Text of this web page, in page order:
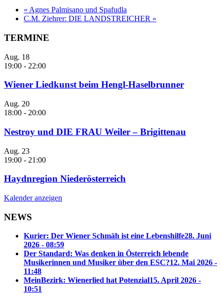
« Agnes Palmisano und Spafudla
C.M. Ziehrer: DIE LANDSTREICHER »
TERMINE
Aug. 18
19:00 - 22:00
Wiener Liedkunst beim Hengl-Haselbrunner
Aug. 20
18:00 - 20:00
Nestroy und DIE FRAU Weiler – Brigittenau
Aug. 23
19:00 - 21:00
Haydnregion Niederösterreich
Kalender anzeigen
NEWS
Kurier: Der Wiener Schmäh ist eine Lebenshilfe28. Juni
2026 - 08:59
Der Standard: Was denken in Österreich lebende
Musikerinnen und Musiker über den ESC?12. Mai 2026 -
11:48
MeinBezirk: Wienerlied hat Potenzial15. April 2026 -
10:51